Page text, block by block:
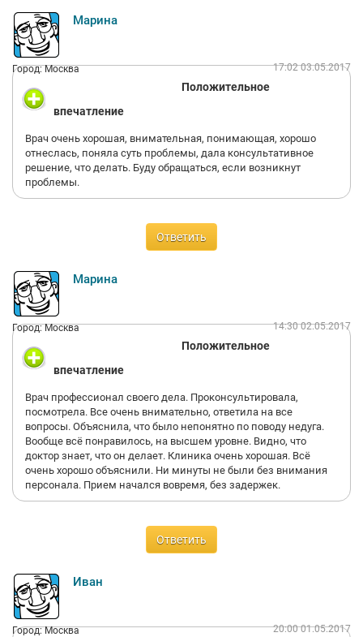
Марина
Город: Москва 17:02 03.05.2017
Положительное
впечатление
Врач очень хорошая, внимательная, понимающая, хорошо
отнеслась, поняла суть проблемы, дала консультативное
решение, что делать. Буду обращаться, если возникнут
проблемы.
Ответить
Марина
Город: Москва 14:30 02.05.2017
Положительное
впечатление
Врач профессионал своего дела. Проконсультировала,
посмотрела. Все очень внимательно, ответила на все
вопросы. Объяснила, что было непонятно по поводу недуга.
Вообще всё понравилось, на высшем уровне. Видно, что
доктор знает, что он делает. Клиника очень хорошая. Всё
очень хорошо объяснили. Ни минуты не были без внимания
персонала. Прием начался вовремя, без задержек.
Ответить
Иван
Город: Москва 20:00 01.05.2017